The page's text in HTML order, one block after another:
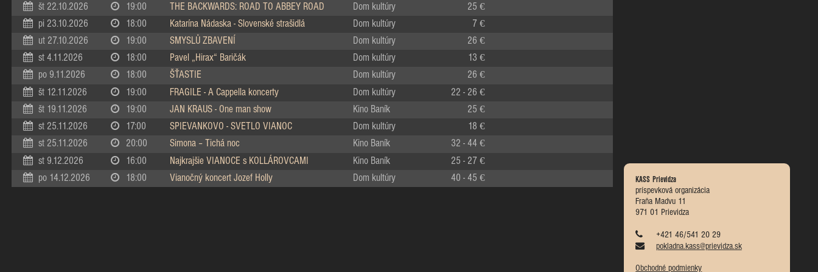
KASS Prievidza
príspevková organizácia
Fraňa Madvu 11
971 01 Prievidza
+421 46/541 20 29
pokladna.kass@prievidza.sk
Obchodné podmienky
št 22.10.2026 19:00 THE BACKWARDS: ROAD TO ABBEY ROAD Dom kultúry 25 €
pi 23.10.2026 18:00 Katarína Nádaska - Slovenské strašidlá Dom kultúry 7 €
ut 27.10.2026 19:00 SMYSLŮ ZBAVENÍ Dom kultúry 26 €
st 4.11.2026 18:00 Pavel „Hirax“ Baričák Dom kultúry 13 €
po 9.11.2026 18:00 ŠŤASTIE Dom kultúry 26 €
št 12.11.2026 19:00 FRAGILE - A Cappella koncerty Dom kultúry 22 - 26 €
št 19.11.2026 19:00 JAN KRAUS - One man show Kino Baník 25 €
st 25.11.2026 17:00 SPIEVANKOVO - SVETLO VIANOC Dom kultúry 18 €
st 25.11.2026 20:00 Simona – Tichá noc Kino Baník 32 - 44 €
st 9.12.2026 16:00 Najkrajšie VIANOCE s KOLLÁROVCAMI Kino Baník 25 - 27 €
po 14.12.2026 18:00 Vianočný koncert Jozef Holly Dom kultúry 40 - 45 €